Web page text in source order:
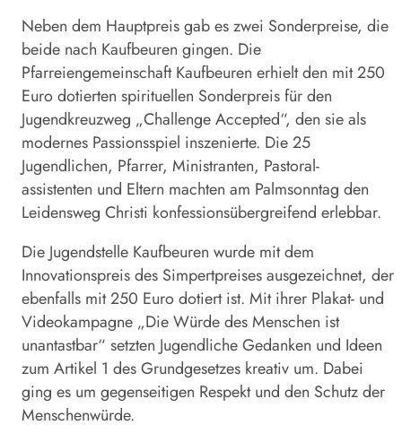
Neben dem Hauptpreis gab es zwei Sonderpreise, die
beide nach Kaufbeuren gingen. Die
Pfarreiengemeinschaft Kaufbeuren erhielt den mit 250
Euro dotierten spirituellen Sonderpreis für den
Jugendkreuzweg „Challenge Accepted“, den sie als
modernes Passionsspiel inszenierte. Die 25
Jugendlichen, Pfarrer, Ministranten, Pastoral-
assistenten und Eltern machten am Palmsonntag den
Leidensweg Christi konfessionsübergreifend erlebbar.
Die Jugendstelle Kaufbeuren wurde mit dem
Innovationspreis des Simpertpreises ausgezeichnet, der
ebenfalls mit 250 Euro dotiert ist. Mit ihrer Plakat- und
Videokampagne „Die Würde des Menschen ist
unantastbar“ setzten Jugendliche Gedanken und Ideen
zum Artikel 1 des Grundgesetzes kreativ um. Dabei
ging es um gegenseitigen Respekt und den Schutz der
Menschenwürde.